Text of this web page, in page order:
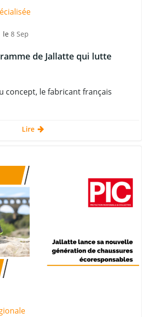
le 8 Sep
de Jallatte qui lutte
concept, le fabricant français
Lire